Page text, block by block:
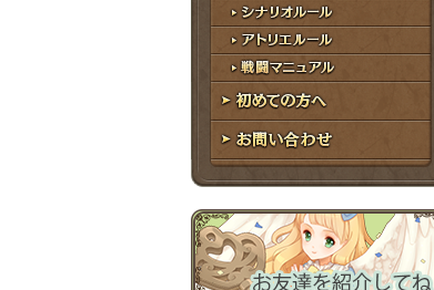
ゲームマニュアル
シナリオルール
アトリエルール
戦闘マニュアル
初めての方へ
お問い合わせ